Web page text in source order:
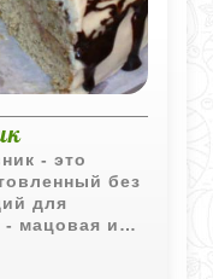
- это
без
для
- мацовая и
нотка и